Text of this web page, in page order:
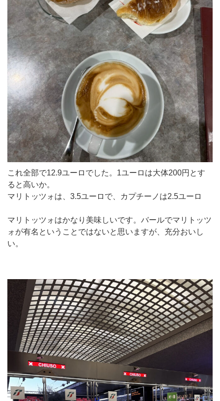
これ全部で12.9ユーロでした。1ユーロは大体200円とす
ると高いか。
マリトッツォは、3.5ユーロで、カプチーノは2.5ユーロ
マリトッツォはかなり美味しいです。バールでマリトッツ
ォが有名ということではないと思いますが、充分おいし
い。